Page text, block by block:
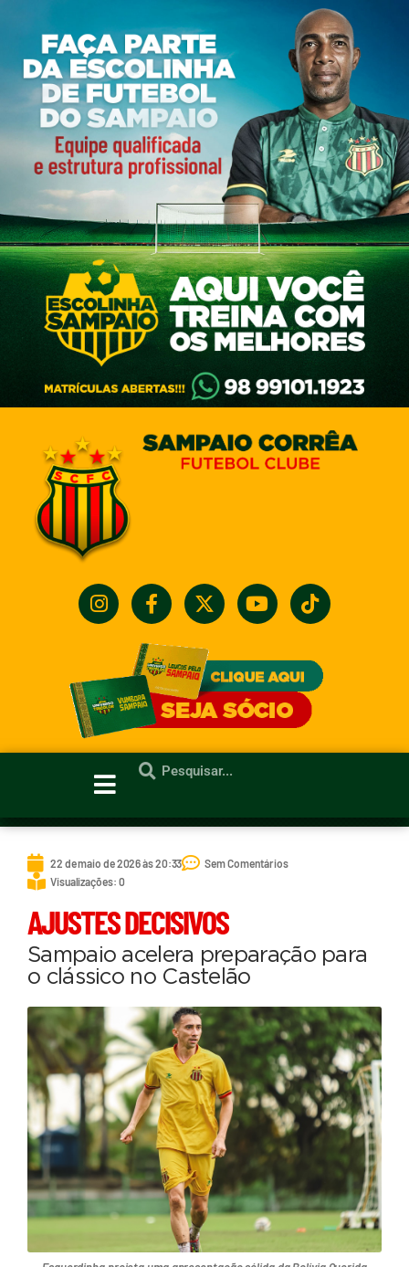
22 de maio de 2026 às 20:33
Sem Comentários
Visualizações: 0
AJUSTES DECISIVOS
Sampaio acelera preparação para
o clássico no Castelão